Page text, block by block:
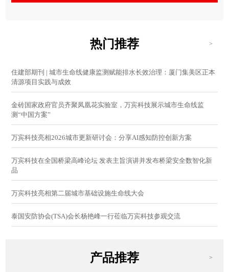
热门推荐 >
住建部期刊 | 城市生命线健康监测赋能排水长效治理：厦门集美区正本
清源项目实践与成效
金砖国家政府官员齐聚凤凰花实验室，万宾科技展示城市生命线监
测“中国方案”
万宾科技亮相2026城市更新研讨会：分享AI感知防控创新方案
万宾科技在全国桥梁高峰论坛 发表主旨演讲并发布桥梁安全数智化新
品
万宾科技亮相第二届城市基础设施生命线大会
泰国安防协会(TSA)会长杨艳峰一行莅临万宾科技参观交流
产品推荐 >